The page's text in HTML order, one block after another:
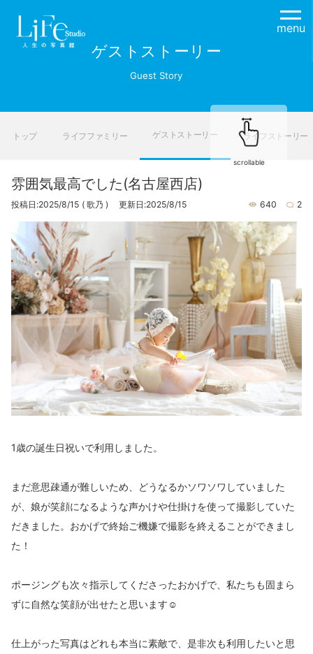
menu
ゲストストーリー
Guest Story
トップ ライフファミリー ゲストストーリー ライフストーリー
scrollable
雰囲気最高でした(名古屋西店)
投稿日:2025/8/15 ( 歌乃 ) 更新日:2025/8/15 640 2
1歳の誕生日祝いで利用しました。
まだ意思疎通が難しいため、どうなるかソワソワしていました
が、娘が笑顔になるような声かけや仕掛けを使って撮影していた
だきました。おかげで終始ご機嫌で撮影を終えることができまし
た！
ポージングも次々指示してくださったおかげで、私たちも固まら
ずに自然な笑顔が出せたと思います☺️
仕上がった写真はどれも本当に素敵で、是非次も利用したいと思